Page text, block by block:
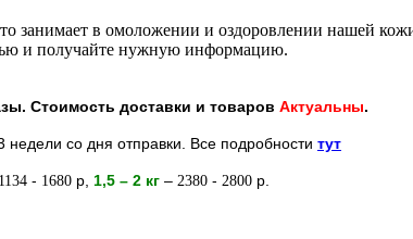
занимает в омоложении и оздоровлении нашей
и получайте нужную информацию.
Стоимость доставки и товаров Актуальны.
со дня отправки. Все подробности тут
1134 - 1680 р 1,5 – 2 кг – 2380 - 2800 р.